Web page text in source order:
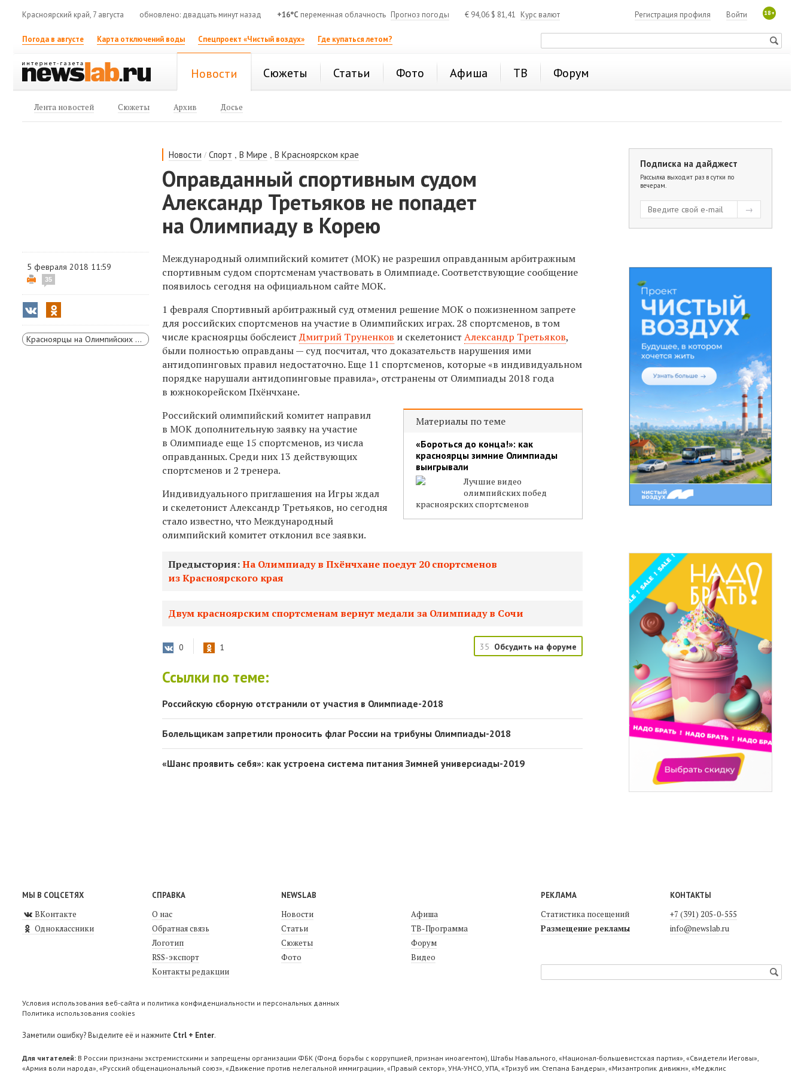
Красноярский край, 7 августа обновлено: двадцать минут назад +16°C переменная облачность Прогноз погоды € 94,06 $ 81,41 Курс валют 18+
Войти
Регистрация профиля
Погода в августе Карта отключений воды Спецпроект «Чистый воздух» Где купаться летом?
Новости Сюжеты Статьи Фото Афиша ТВ Форум
Лента новостей Сюжеты Архив Досье
Новости /Спорт ,В Мире ,В Красноярском крае
Оправданный спортивным судом
Александр Третьяков не попадет
на Олимпиаду в Корею
5 февраля 2018 11:59
35
Красноярцы на Олимпийских играх
Международный олимпийский комитет (МОК) не разрешил оправданным арбитражным
спортивным судом спортсменам участвовать в Олимпиаде. Соответствующие сообщение
появилось сегодня на официальном сайте МОК.
1 февраля Спортивный арбитражный суд отменил решение МОК о пожизненном запрете
для российских спортсменов на участие в Олимпийских играх. 28 спортсменов, в том
числе красноярцы бобслеистДмитрий Труненков и скелетонистАлександр Третьяков,
были полностью оправданы — суд посчитал, что доказательств нарушения ими
антидопинговых правил недостаточно. Еще 11 спортсменов, которые «в индивидуальном
порядке нарушали антидопинговые правила», отстранены от Олимпиады 2018 года
в южнокорейском Пхёнчхане.
Материалы по теме
«Бороться до конца!»: как
красноярцы зимние Олимпиады
выигрывали
Лучшие видео
олимпийских побед
красноярских спортсменов
Российский олимпийский комитет направил
в МОК дополнительную заявку на участие
в Олимпиаде еще 15 спортсменов, из числа
оправданных. Среди них 13 действующих
спортсменов и 2 тренера.
Индивидуального приглашения на Игры ждал
и скелетонист Александр Третьяков, но сегодня
стало известно, что Международный
олимпийский комитет отклонил все заявки.
Предыстория:На Олимпиаду в Пхёнчхане поедут 20 спортсменов
из Красноярского края
Двум красноярским спортсменам вернут медали за Олимпиаду в Сочи
0 1 35 Обсудить на форуме
Ссылки по теме:
Российскую сборную отстранили от участия в Олимпиаде-2018
Болельщикам запретили проносить флаг России на трибуны Олимпиады-2018
«Шанс проявить себя»: как устроена система питания Зимней универсиады-2019
Подписка на дайджест
Рассылка выходит раз в сутки по
вечерам.
МЫ В СОЦСЕТЯХ
ВКонтакте
Одноклассники
СПРАВКА
О нас
Обратная связь
Логотип
RSS-экспорт
Контакты редакции
NEWSLAB
Новости
Статьи
Сюжеты
Фото
Афиша
ТВ-Программа
Форум
Видео
РЕКЛАМА
Статистика посещений
Размещение рекламы
КОНТАКТЫ
+7 (391) 205-0-555
info@newslab.ru
Условия использования веб-сайта и политика конфиденциальности и персональных данных
Политика использования cookies
Заметили ошибку? Выделите её и нажмите Ctrl + Enter.
Для читателей: В России признаны экстремистскими и запрещены организации ФБК (Фонд борьбы с коррупцией, признан иноагентом), Штабы Навального, «Национал-большевистская партия», «Свидетели Иеговы»,
«Армия воли народа», «Русский общенациональный союз», «Движение против нелегальной иммиграции», «Правый сектор», УНА-УНСО, УПА, «Тризуб им. Степана Бандеры», «Мизантропик дивижн», «Меджлис